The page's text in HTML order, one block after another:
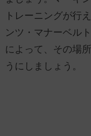
トレーニングが行
ンツ・マナーベル
によって、その場
うにしましょう。